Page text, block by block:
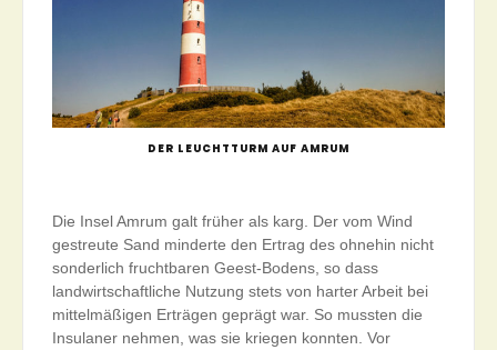
DER LEUCHTTURM AUF AMRUM
Die Insel Amrum galt früher als karg. Der vom Wind
gestreute Sand minderte den Ertrag des ohnehin nicht
sonderlich fruchtbaren Geest-Bodens, so dass
landwirtschaftliche Nutzung stets von harter Arbeit bei
mittelmäßigen Erträgen geprägt war. So mussten die
Insulaner nehmen, was sie kriegen konnten. Vor